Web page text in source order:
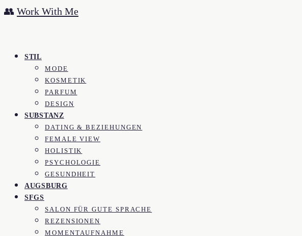
👥 Work With Me
STIL
MODE
KOSMETIK
PARFUM
DESIGN
SUBSTANZ
DATING & BEZIEHUNGEN
FEMALE VIEW
HOLISTIK
PSYCHOLOGIE
GESUNDHEIT
AUGSBURG
SFGS
SALON FÜR GUTE SPRACHE
REZENSIONEN
MOMENTAUFNAHME